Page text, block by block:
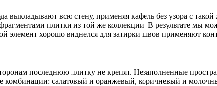
выкладывают всю стену, применяя кафель без узора с
плитки из той же коллекции. В результате мы
элемент хорошо виднелся для затирки швов применяют
последнюю плитку не крепят. Незаполненные
комбинации: салатовый и оранжевый, коричневый и